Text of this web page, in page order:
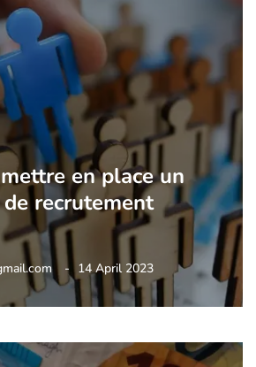
en place un
recrutement
14 April 2023